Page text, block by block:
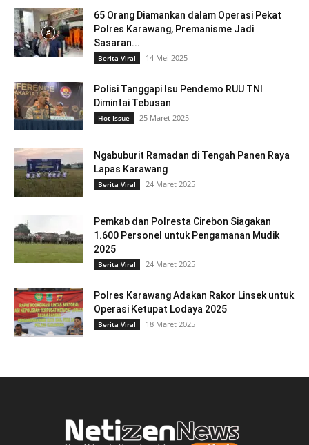
65 Orang Diamankan dalam Operasi Pekat
Polres Karawang, Premanisme Jadi
Sasaran...
Berita Viral 14 Mei 2025
Polisi Tanggapi Isu Pendemo RUU TNI
Dimintai Tebusan
Hot Issue 25 Maret 2025
Ngabuburit Ramadan di Tengah Panen Raya
Lapas Karawang
Berita Viral 24 Maret 2025
Pemkab dan Polresta Cirebon Siagakan
1.600 Personel untuk Pengamanan Mudik
2025
Berita Viral 24 Maret 2025
Polres Karawang Adakan Rakor Linsek untuk
Operasi Ketupat Lodaya 2025
Berita Viral 18 Maret 2025